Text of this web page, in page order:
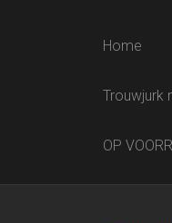
Home
Trouwjurk
OP